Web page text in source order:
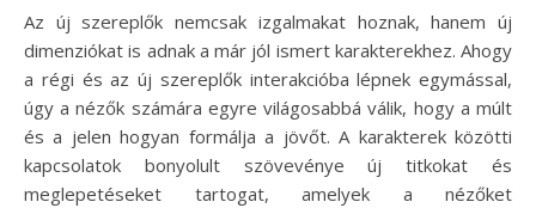
Az új szereplők nemcsak izgalmakat hoznak, hanem új
dimenziókat is adnak a már jól ismert karakterekhez. Ahogy
a régi és az új szereplők interakcióba lépnek egymással,
úgy a nézők számára egyre világosabbá válik, hogy a múlt
és a jelen hogyan formálja a jövőt. A karakterek közötti
kapcsolatok bonyolult szövevénye új titkokat és
meglepetéseket tartogat, amelyek a nézőket